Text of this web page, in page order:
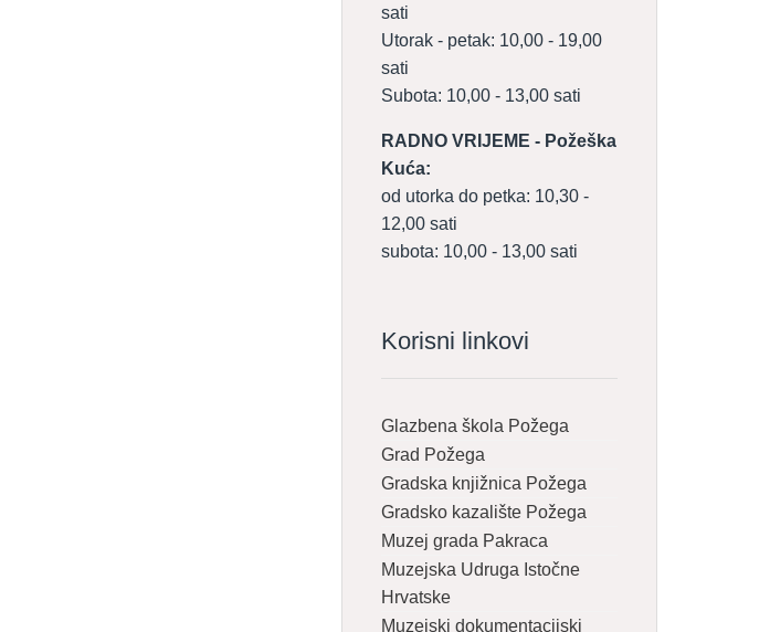
sati
Utorak - petak: 10,00 - 19,00
sati
Subota: 10,00 - 13,00 sati
RADNO VRIJEME - Požeška
Kuća:
od utorka do petka: 10,30 -
12,00 sati
subota: 10,00 - 13,00 sati
Korisni linkovi
Glazbena škola Požega
Grad Požega
Gradska knjižnica Požega
Gradsko kazalište Požega
Muzej grada Pakraca
Muzejska Udruga Istočne
Hrvatske
Muzejski dokumentacijski